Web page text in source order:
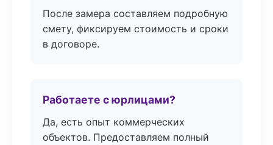
После замера составляем подробную
смету, фиксируем стоимость и сроки
в договоре.
Работаете с юрлицами?
Да, есть опыт коммерческих
объектов. Предоставляем полный